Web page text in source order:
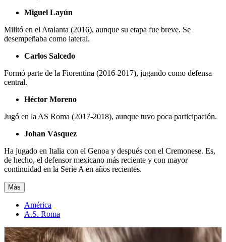
Miguel Layún
Militó en el Atalanta (2016), aunque su etapa fue breve. Se
desempeñaba como lateral.
Carlos Salcedo
Formó parte de la Fiorentina (2016-2017), jugando como defensa
central.
Héctor Moreno
Jugó en la AS Roma (2017-2018), aunque tuvo poca participación.
Johan Vásquez
Ha jugado en Italia con el Genoa y después con el Cremonese. Es,
de hecho, el defensor mexicano más reciente y con mayor
continuidad en la Serie A en años recientes.
Más
América
A.S. Roma